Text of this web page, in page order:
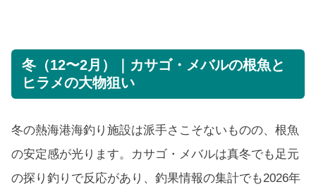
冬（12〜2月）｜カサゴ・メバルの根魚と
ヒラメの大物狙い
冬の熱海港海釣り施設は派手さこそないものの、根魚
の安定感が光ります。カサゴ・メバルは真冬でも足元
の探り釣りで反応があり、釣果情報の集計でも2026年